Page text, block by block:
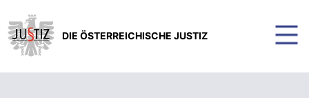
DIE ÖSTERREICHISCHE JUSTIZ